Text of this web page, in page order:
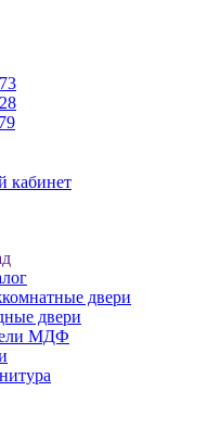
кабинет
двери
двери
МДФ